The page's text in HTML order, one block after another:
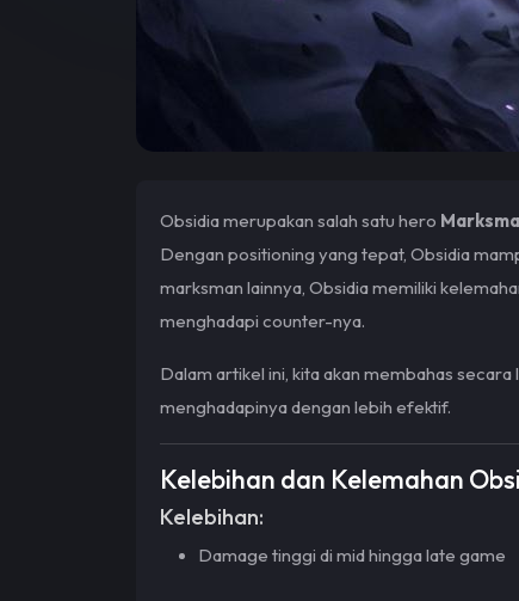
Obsidia merupakan salah satu hero
Dengan positioning yang tepat, Obsidia
marksman lainnya, Obsidia memiliki
menghadapi counter-nya.
Dalam artikel ini, kita akan membahas secara
menghadapinya dengan lebih efektif.
Kelebihan dan Kelemahan
Kelebihan:
Damage tinggi di mid hingga late game